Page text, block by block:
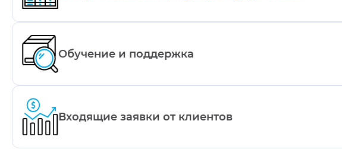
Обучение и поддержка
Входящие заявки от клиентов
с SelSup не требуется
паушальные взносы, мы
в развитии
партнёрских отношений